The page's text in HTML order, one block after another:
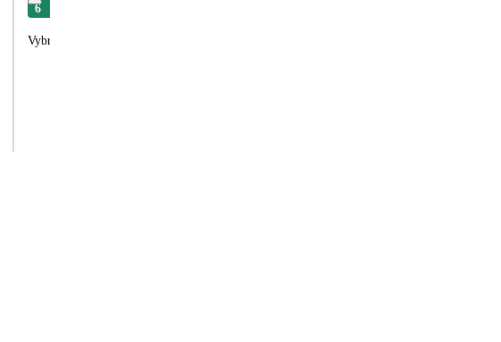
6
Vybraná destinace i hotel nám vyhovoval po všech stránkách.vsechny služby dle informací